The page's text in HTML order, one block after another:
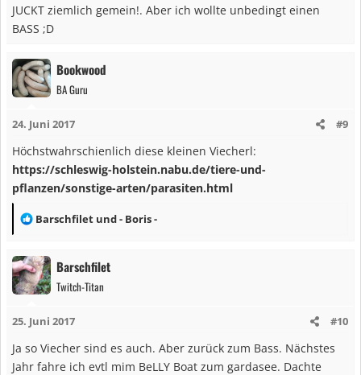
JUCKT ziemlich gemein!. Aber ich wollte unbedingt einen
BASS ;D
Bookwood
BA Guru
24. Juni 2017 #9
Höchstwahrschienlich diese kleinen Viecherl:
https://schleswig-holstein.nabu.de/tiere-und-
pflanzen/sonstige-arten/parasiten.html
R
a
k
t
o
n
e
Barschfilet und- Boris -
Barschfilet
Twitch-Titan
25. Juni 2017 #10
Ja so Viecher sind es auch. Aber zurück zum Bass. Nächstes
Jahr fahre ich evtl mim BeLLY Boat zum gardasee. Dachte